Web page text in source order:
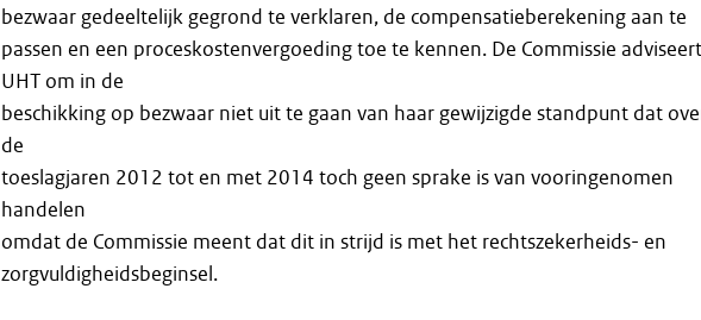
bezwaar gedeeltelijk gegrond te verklaren, de compensatieberekening aan te
passen en een proceskostenvergoeding toe te kennen. De Commissie adviseert
UHT om in de
beschikking op bezwaar niet uit te gaan van haar gewijzigde standpunt dat
de
toeslagjaren 2012 tot en met 2014 toch geen sprake is van vooringenomen
handelen
omdat de Commissie meent dat dit in strijd is met het rechtszekerheids- en
zorgvuldigheidsbeginsel.